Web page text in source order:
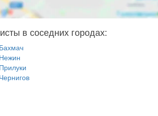
в соседних городах: